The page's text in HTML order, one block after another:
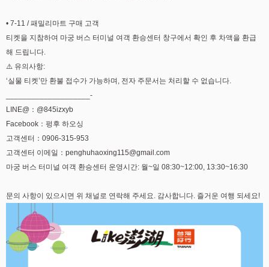
• 7-11 / 패밀리마트 구매 고객
티켓을 지참하여 마궁 버스 터미널 여객 환승센터 창구에서 확인 후 차액을 환급
해 드립니다.
⚠️ 유의사항:
‘실물 티켓’만 환불 접수가 가능하며, 전자 주문서는 처리할 수 없습니다.
____________________-
LINE@：@845izxyb
Facebook：펑후 하오싱
고객센터：0906-315-953
고객센터 이메일：penghuhaoxing115@gmail.com
마궁 버스 터미널 여객 환승센터 운영시간: 월~일 08:30~12:00, 13:30~16:30
문의 사항이 있으시면 위 채널로 연락해 주세요. 감사합니다. 즐거운 여행 되세요!